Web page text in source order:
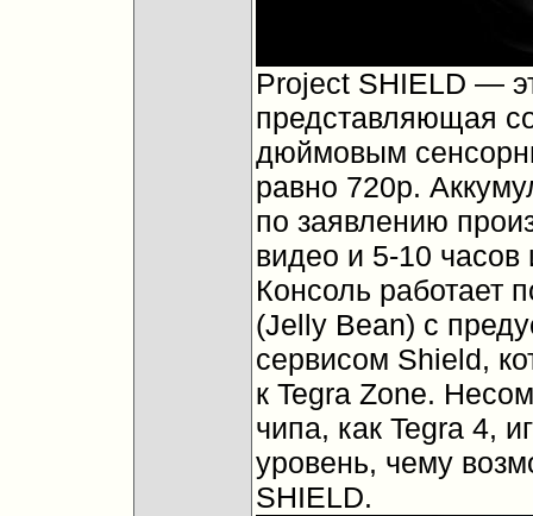
Project SHIELD —
представляющая
дюймовым
равно 720p.
по заявлению
видео и 5-10 часов
Консоль работает
(Jelly Bean) с
сервисом Shield,
к Tegra Zone.
чипа, как Tegra 4,
уровень, чему
SHIELD.